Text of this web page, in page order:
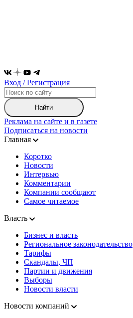
Вход / Регистрация
Найти
Реклама на сайте и в газете
Подписаться на новости
Главная
Коротко
Новости
Интервью
Комментарии
Компании сообщают
Самое читаемое
Власть
Бизнес и власть
Региональное законодательство
Тарифы
Скандалы, ЧП
Партии и движения
Выборы
Новости власти
Новости компаний